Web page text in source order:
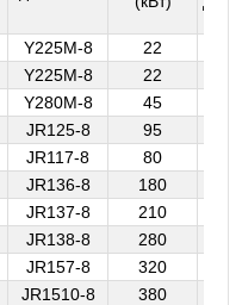
Y225M-8 22
Y225M-8 22
Y280M-8 45
JR125-8 95
JR117-8 80
JR136-8 180
JR137-8 210
JR138-8 280
JR157-8 320
JR1510-8 380